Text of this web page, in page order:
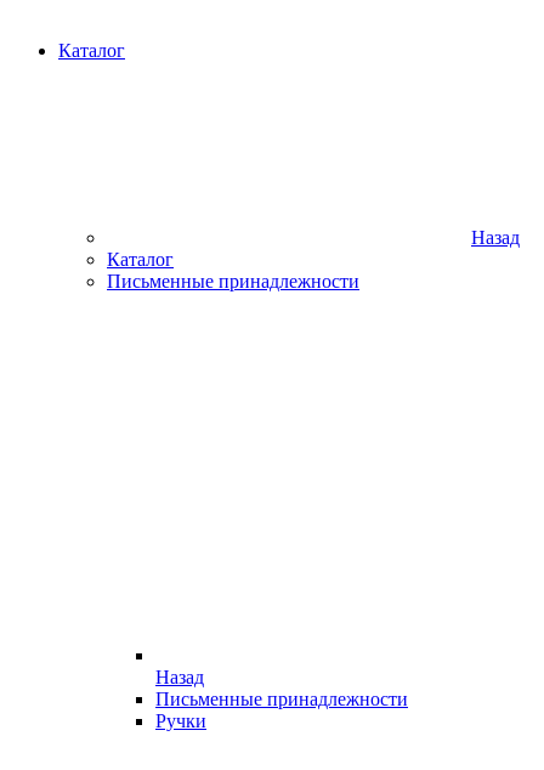
Каталог
Назад
Каталог
Письменные принадлежности
Назад
Письменные принадлежности
Ручки